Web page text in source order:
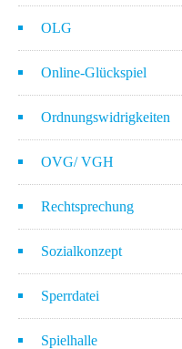
OLG
Online-Glückspiel
Ordnungswidrigkeiten
OVG/ VGH
Rechtsprechung
Sozialkonzept
Sperrdatei
Spielhalle